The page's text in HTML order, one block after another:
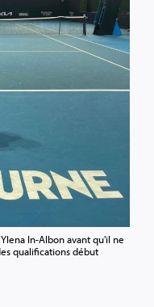
In-Albon avant qu'il ne
qualifications début